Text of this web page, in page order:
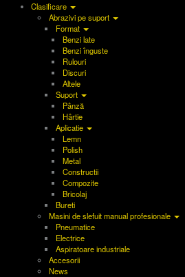
Clasificare
Abrazivi pe suport
Format
Benzi late
Benzi înguste
Rulouri
Discuri
Altele
Suport
Pânză
Hârtie
Aplicatie
Lemn
Polish
Metal
Constructii
Compozite
Bricolaj
Bureti
Masini de slefuit manual profesionale
Pneumatice
Electrice
Aspiratoare industriale
Accesorii
News